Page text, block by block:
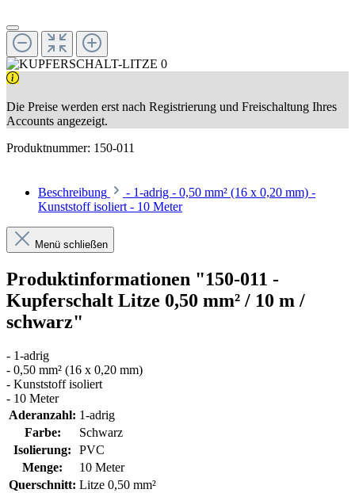
Die Preise werden erst nach Registrierung und Freischaltung Ihres
Accounts angezeigt.
Produktnummer: 150-011
Beschreibung
- 1-adrig - 0,50 mm² (16 x 0,20 mm) -
Kunststoff isoliert - 10 Meter
Menü schließen
Produktinformationen "150-011 -
Kupferschalt Litze 0,50 mm² / 10 m /
schwarz"
- 1-adrig
- 0,50 mm² (16 x 0,20 mm)
- Kunststoff isoliert
- 10 Meter
Aderanzahl: 1-adrig
Farbe:
Schwarz
Isolierung:
PVC
Menge:
10 Meter
Querschnitt: Litze 0,50 mm²